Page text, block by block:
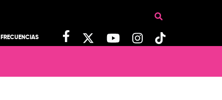
FRECUENCIAS